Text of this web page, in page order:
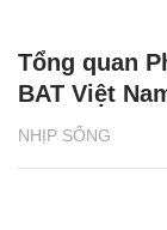
NHỊP SỐNG
Tổng quan
BAT Việt